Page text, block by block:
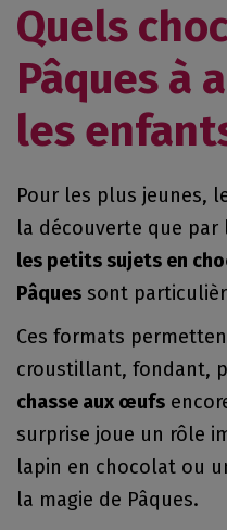
Quels
Pâques à
les
Pour les plus jeunes,
la découverte que par
les petits sujets en
Pâques sont
Ces formats
croustillant, fondant,
chasse aux œufs
surprise joue un rôle
lapin en chocolat ou
la magie de Pâques.